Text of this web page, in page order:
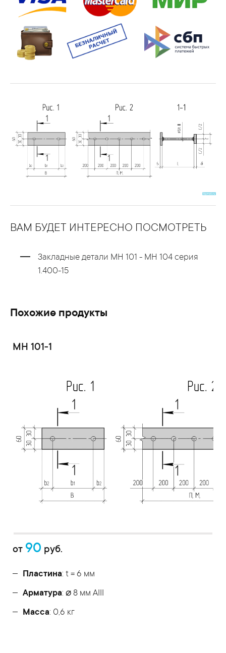
ВАМ БУДЕТ ИНТЕРЕСНО ПОСМОТРЕТЬ
Закладные детали МН 101 - МН 104 серия
1.400-15
Похожие продукты
МН 101-1
от 90 руб.
Пластина: t = 6 мм
Арматура: ⌀ 8 мм АIII
Масса: 0,6 кг